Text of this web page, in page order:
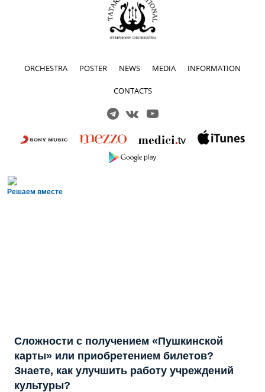
ORCHESTRA POSTER NEWS MEDIA INFORMATION
CONTACTS
Решаем вместе
Сложности с получением «Пушкинской
карты» или приобретением билетов?
Знаете, как улучшить работу учреждений
культуры?